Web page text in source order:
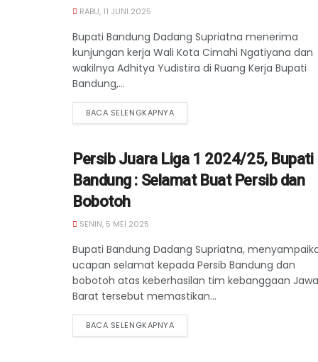
RABU, 11 JUNI 2025
Bupati Bandung Dadang Supriatna menerima
kunjungan kerja Wali Kota Cimahi Ngatiyana dan
wakilnya Adhitya Yudistira di Ruang Kerja Bupati
Bandung,...
BACA SELENGKAPNYA
Persib Juara Liga 1 2024/25, Bupati
Bandung : Selamat Buat Persib dan
Bobotoh
SENIN, 5 MEI 2025
Bupati Bandung Dadang Supriatna,
ucapan selamat kepada Persib Bandung dan
bobotoh atas keberhasilan tim kebanggaan Jawa
Barat tersebut memastikan...
BACA SELENGKAPNYA